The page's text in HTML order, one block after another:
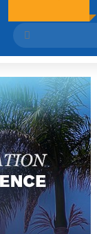
بحث
عن